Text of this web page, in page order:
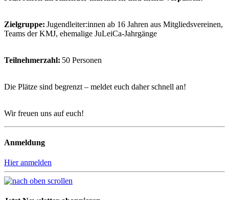
Zielgruppe: Jugendleiter:innen ab 16 Jahren aus Mitgliedsvereinen,
Teams der KMJ, ehemalige JuLeiCa-Jahrgänge
Teilnehmerzahl: 50 Personen
Die Plätze sind begrenzt – meldet euch daher schnell an!
Wir freuen uns auf euch!
Anmeldung
Hier anmelden